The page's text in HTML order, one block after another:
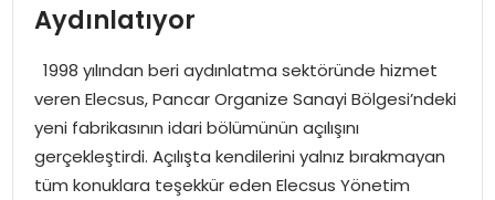
SPOR
TEKNOLOJI
Aydınlatıyor
1998 yılından beri aydınlatma sektöründe hizmet
veren Elecsus, Pancar Organize Sanayi Bölgesi’ndeki
yeni fabrikasının idari bölümünün açılışını
gerçekleştirdi. Açılışta kendilerini yalnız bırakmayan
tüm konuklara teşekkür eden Elecsus Yönetim